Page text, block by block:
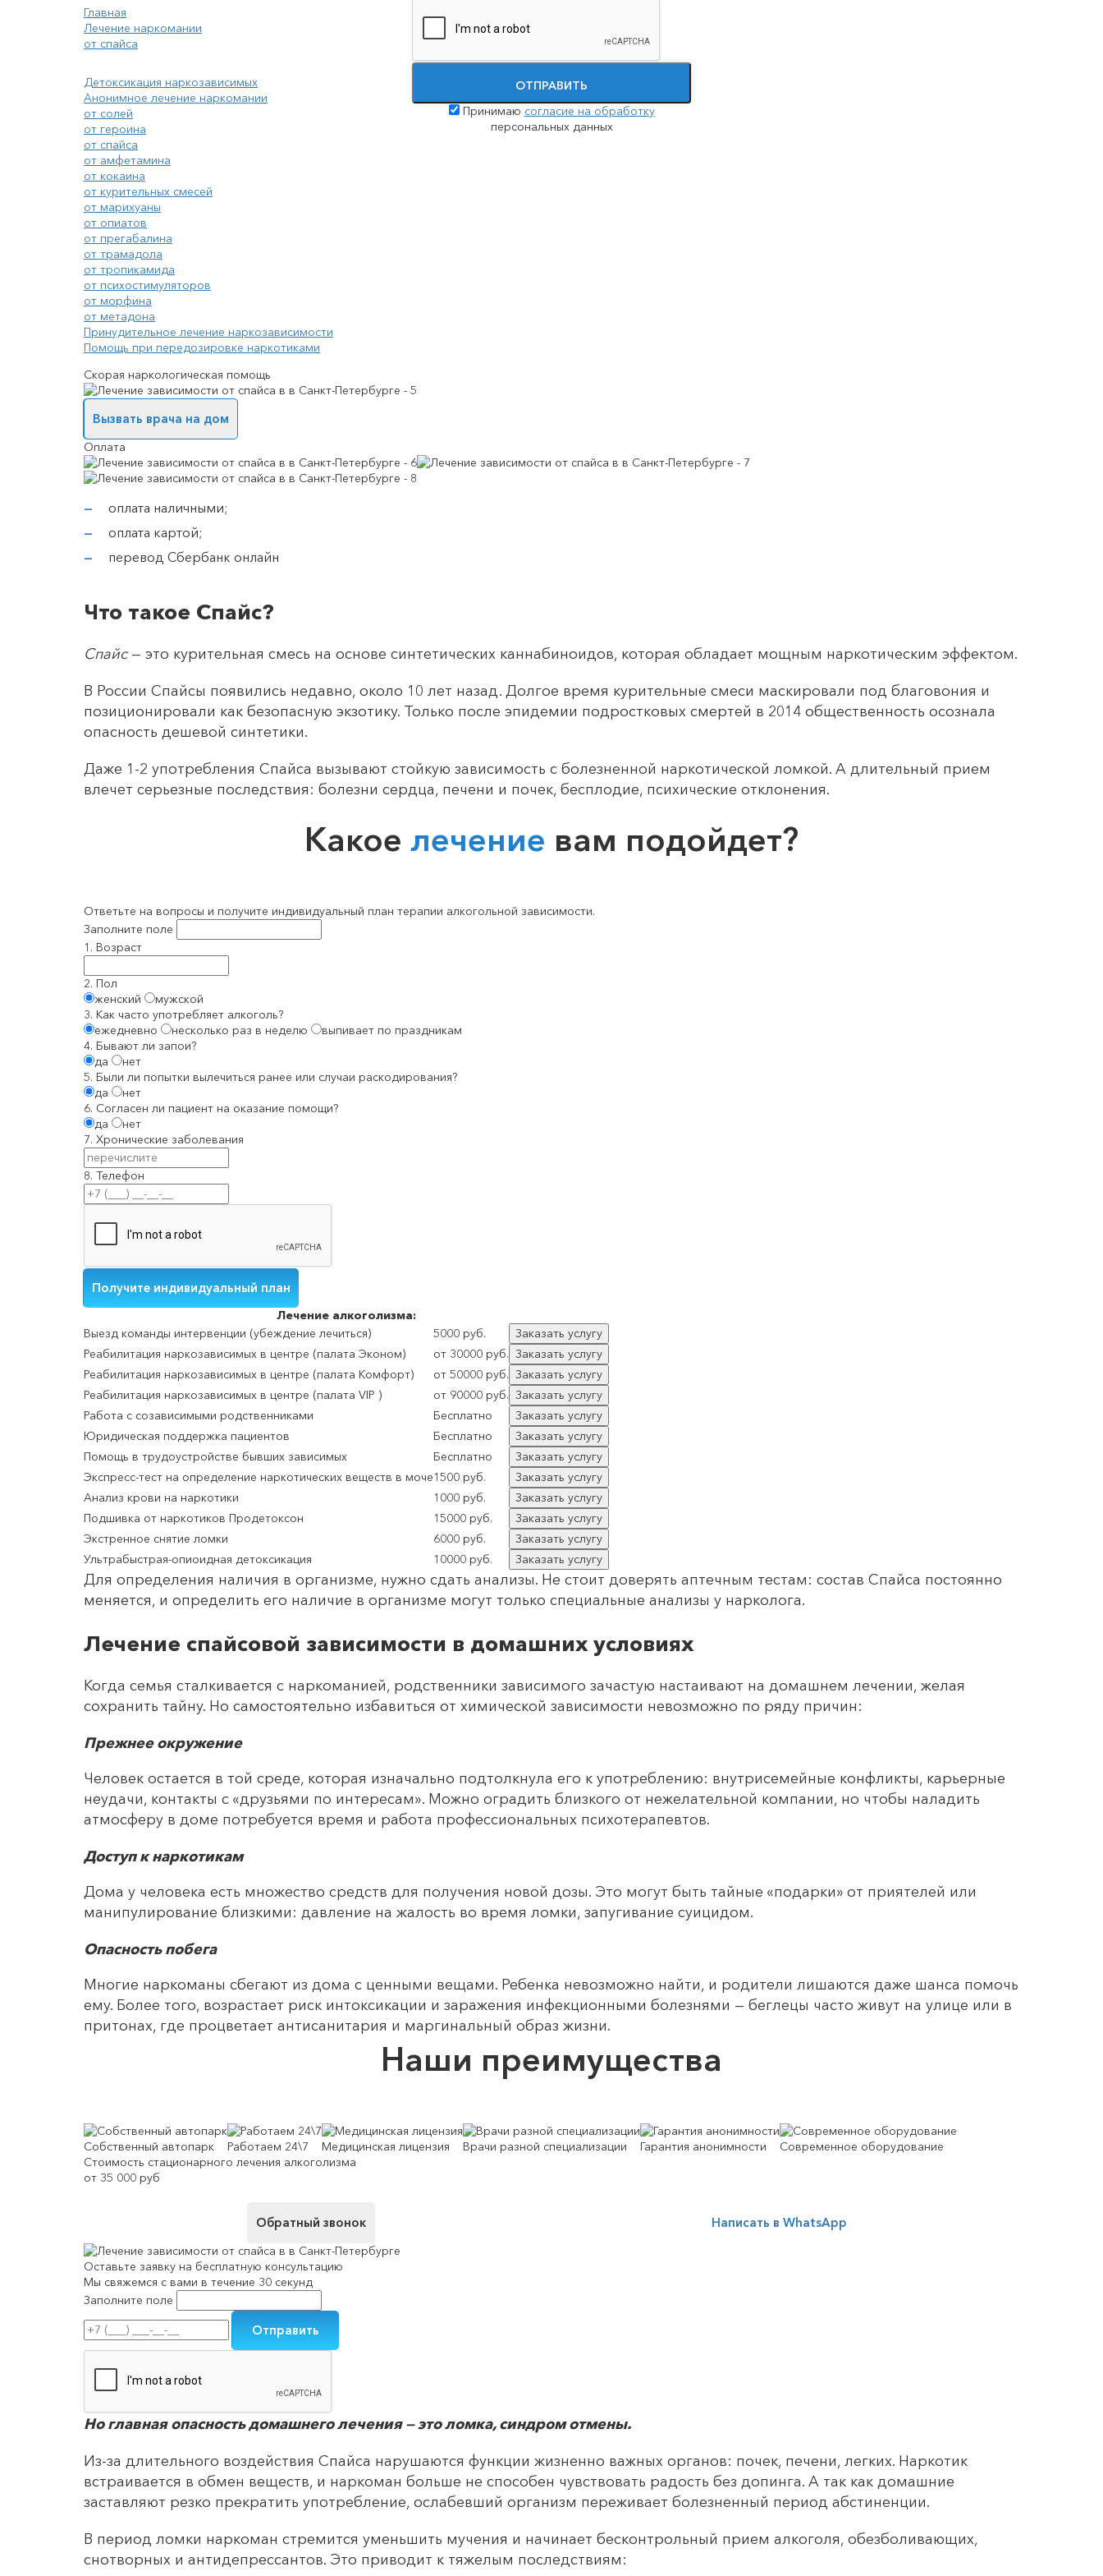
Главная
Лечение наркомании
от спайса
Детоксикация наркозависимых
Анонимное лечение наркомании
от солей
от героина
от спайса
от амфетамина
от кокаина
от курительных смесей
от марихуаны
от опиатов
от прегабалина
от трамадола
от тропикамида
от психостимуляторов
от морфина
от метадона
Принудительное лечение наркозависимости
Помощь при передозировке наркотиками
Скорая наркологическая помощь
Вызвать врача на дом
Оплата
оплата наличными;
оплата картой;
перевод Сбербанк онлайн
Что такое Спайс?
Спайс— это курительная смесь на основе синтетических каннабиноидов, которая обладает мощным наркотическим эффектом.
В России Спайсы появились недавно, около 10 лет назад. Долгое время курительные смеси маскировали под благовония и
позиционировали как безопасную экзотику. Только после эпидемии подростковых смертей в 2014 общественность осознала
опасность дешевой синтетики.
Даже 1-2 употребления Спайса вызывают стойкую зависимость с болезненной наркотической ломкой. А длительный прием
влечет серьезные последствия: болезни сердца, печени и почек, бесплодие, психические отклонения.
Какое лечение вам подойдет?
Ответьте на вопросы и получите индивидуальный план терапии алкогольной зависимости.
Заполните поле
1. Возраст
2. Пол
женский
мужской
3. Как часто употребляет алкоголь?
ежедневно
несколько раз в неделю
выпивает по праздникам
4. Бывают ли запои?
да
нет
5. Были ли попытки вылечиться ранее или случаи раскодирования?
да
нет
6. Согласен ли пациент на оказание помощи?
да
нет
7. Хронические заболевания
8. Телефон
Лечение алкоголизма:
Выезд команды интервенции (убеждение лечиться)
5000 руб.
Заказать услугу
Реабилитация наркозависимых в центре (палата Эконом)
от 30000 руб. Заказать услугу
Реабилитация наркозависимых в центре (палата Комфорт)
от 50000 руб. Заказать услугу
Реабилитация наркозависимых в центре (палата VIP )
от 90000 руб. Заказать услугу
Работа с созависимыми родственниками
Бесплатно
Заказать услугу
Юридическая поддержка пациентов
Бесплатно
Заказать услугу
Помощь в трудоустройстве бывших зависимых
Бесплатно
Заказать услугу
Экспресс-тест на определение наркотических веществ в моче1500 руб.
Заказать услугу
Анализ крови на наркотики
1000 руб.
Заказать услугу
Подшивка от наркотиков Продетоксон
15000 руб.
Заказать услугу
Экстренное снятие ломки
6000 руб.
Заказать услугу
Ультрабыстрая-опиоидная детоксикация
10000 руб. Заказать услугу
Для определения наличия в организме, нужно сдать анализы. Не стоит доверять аптечным тестам: состав Спайса постоянно
меняется, и определить его наличие в организме могут только специальные анализы у нарколога.
Лечение спайсовой зависимости в домашних условиях
Когда семья сталкивается с наркоманией, родственники зависимого зачастую настаивают на домашнем лечении, желая
сохранить тайну. Но самостоятельно избавиться от химической зависимости невозможно по ряду причин:
Прежнее окружение
Человек остается в той среде, которая изначально подтолкнула его к употреблению: внутрисемейные конфликты, карьерные
неудачи, контакты с «друзьями по интересам». Можно оградить близкого от нежелательной компании, но чтобы наладить
атмосферу в доме потребуется время и работа профессиональных психотерапевтов.
Доступ к наркотикам
Дома у человека есть множество средств для получения новой дозы. Это могут быть тайные «подарки» от приятелей или
манипулирование близкими: давление на жалость во время ломки, запугивание суицидом.
Опасность побега
Многие наркоманы сбегают из дома с ценными вещами. Ребенка невозможно найти, и родители лишаются даже шанса помочь
ему. Более того, возрастает риск интоксикации и заражения инфекционными болезнями — беглецы часто живут на улице или в
притонах, где процветает антисанитария и маргинальный образ жизни.
Наши преимущества
Собственный автопарк Работаем 24\7 Медицинская лицензия Врачи разной специализации Гарантия анонимности
Современное оборудование
Стоимость стационарного лечения алкоголизма
от 35 000 руб
Обратный звонок Написать в WhatsApp
Оставьте заявку на бесплатную консультацию
Мы свяжемся с вами в течение 30 секунд
Заполните поле
Но главная опасность домашнего лечения — это ломка, синдром отмены.
Из-за длительного воздействия Спайса нарушаются функции жизненно важных органов: почек, печени, легких. Наркотик
встраивается в обмен веществ, и наркоман больше не способен чувствовать радость без допинга. А так как домашние
заставляют резко прекратить употребление, ослабевший организм переживает болезненный период абстиненции.
В период ломки наркоман стремится уменьшить мучения и начинает бесконтрольный прием алкоголя, обезболивающих,
снотворных и антидепрессантов. Это приводит к тяжелым последствиям:
ОТПРАВИТЬ
Принимаю согласие на обработку
персональных данных